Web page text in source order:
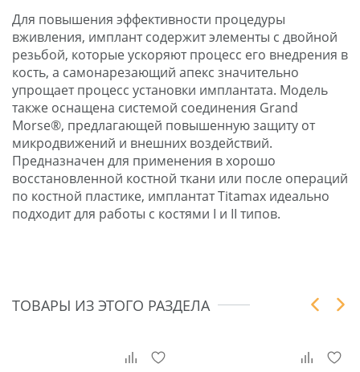
Для повышения эффективности процедуры
вживления, имплант содержит элементы с двойной
резьбой, которые ускоряют процесс его внедрения в
кость, а самонарезающий апекс значительно
упрощает процесс установки имплантата. Модель
также оснащена системой соединения Grand
Morse®, предлагающей повышенную защиту от
микродвижений и внешних воздействий.
Предназначен для применения в хорошо
восстановленной костной ткани или после операций
по костной пластике, имплантат Titamax идеально
подходит для работы с костями I и II типов.
ТОВАРЫ ИЗ ЭТОГО РАЗДЕЛА